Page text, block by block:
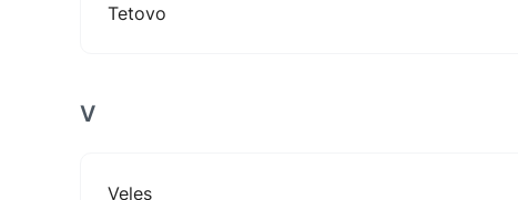
Tetovo
V
Veles